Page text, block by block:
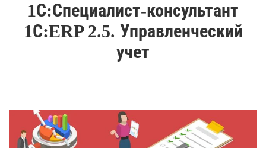
1С:Специалист-консультант
1С:ERP 2.5. Управленческий
учет